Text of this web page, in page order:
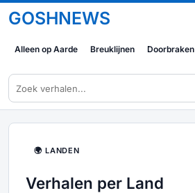
GOSHNEWS
Alleen op Aarde Breuklijnen Doorbraken
🌍 LANDEN
Verhalen per Land